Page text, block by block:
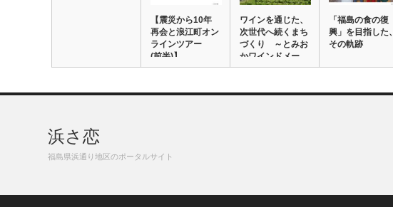
【震災から10年
再会と浪江町オン
ラインツアー
(前半)】
ワインを通じた、
次世代へ続くまち
づくり ～とみお
かワインドメー
ヌ…
「福島の食の復
興」を目指した、
その軌跡
浜さ恋
福島県浜通り地区のポータルサイト